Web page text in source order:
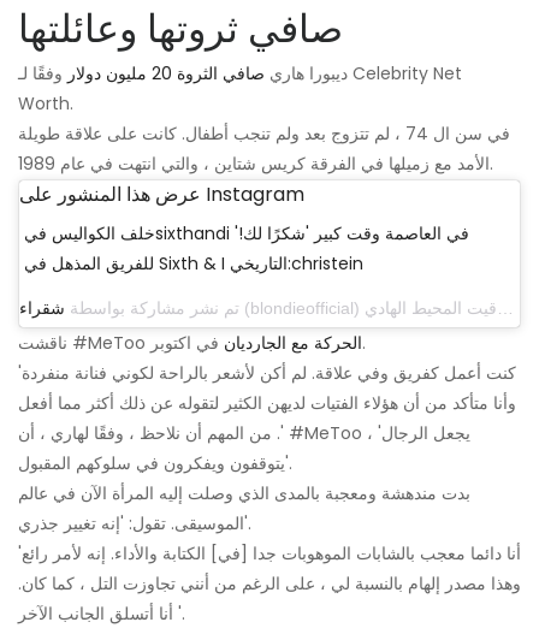
صافي ثروتها وعائلتها
ديبورا هاري صافي الثروة 20 مليون دولار
وفقًا لـ Celebrity Net
Worth.
في سن ال 74 ، لم تتزوج بعد ولم تنجب أطفال. كانت على علاقة طويلة
الأمد مع زميلها في الفرقة كريس شتاين ، والتي انتهت في عام 1989.
عرض هذا المنشور على Instagram
خلف الكواليس فيsixthandi في العاصمة وقت كبير 'شكرًا لك!'
للفريق المذهل في Sixth & I التاريخي:christein
تم نشر مشاركة بواسطة شقراء
ناقشت #MeToo الحركة مع الجارديانفي اكتوبر.
'كنت أعمل كفريق وفي علاقة. لم أكن لأشعر بالراحة لكوني فنانة منفردة
وأنا متأكد من أن هؤلاء الفتيات لديهن الكثير لتقوله عن ذلك أكثر مما أفعل
'. من المهم أن نلاحظ ، وفقًا لهاري ، أن #MeToo ، 'يجعل الرجال
يتوقفون ويفكرون في سلوكهم المقبول'.
بدت مندهشة ومعجبة بالمدى الذي وصلت إليه المرأة الآن في عالم
الموسيقى. تقول: 'إنه تغيير جذري'.
'أنا دائما معجب بالشابات الموهوبات جدا [في] الكتابة والأداء. إنه لأمر رائع
وهذا مصدر إلهام بالنسبة لي ، على الرغم من أنني تجاوزت التل ، كما كان.
أنا أتسلق الجانب الآخر '.